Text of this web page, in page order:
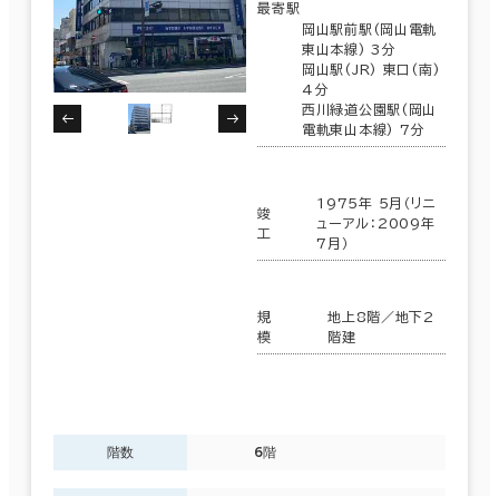
最寄駅
岡山駅前駅(岡山電軌
東山本線) 3分
岡山駅(JR) 東口(南)
4分
西川緑道公園駅(岡山
電軌東山本線) 7分
竣
工
1975年 5月（リニ
ューアル：2009年
7月）
規
模
地上8階／地下2
階建
階数 6階